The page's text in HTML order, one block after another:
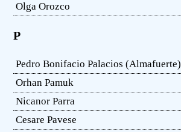
Olga Orozco
P
Pedro Bonifacio Palacios (Almafuerte)
Orhan Pamuk
Nicanor Parra
Cesare Pavese